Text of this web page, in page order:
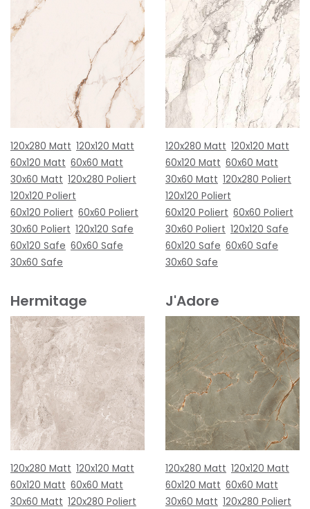
120x280 Matt 120x120 Matt
60x120 Matt 60x60 Matt
30x60 Matt 120x280 Poliert
120x120 Poliert
60x120 Poliert 60x60 Poliert
30x60 Poliert 120x120 Safe
60x120 Safe 60x60 Safe
30x60 Safe
120x280 Matt 120x120 Matt
60x120 Matt 60x60 Matt
30x60 Matt 120x280 Poliert
120x120 Poliert
60x120 Poliert 60x60 Poliert
30x60 Poliert 120x120 Safe
60x120 Safe 60x60 Safe
30x60 Safe
Hermitage
120x280 Matt 120x120 Matt
60x120 Matt 60x60 Matt
30x60 Matt 120x280 Poliert
J'Adore
120x280 Matt 120x120 Matt
60x120 Matt 60x60 Matt
30x60 Matt 120x280 Poliert